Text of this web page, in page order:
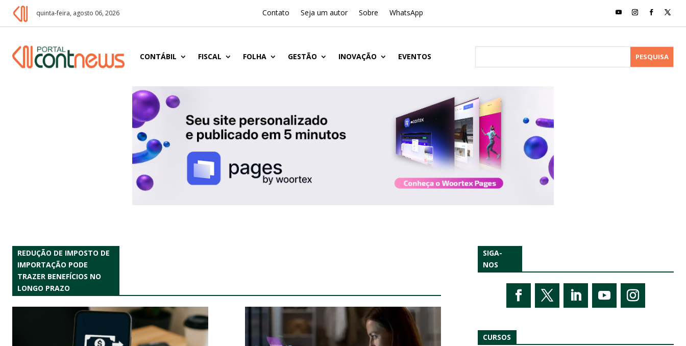
quinta-feira, agosto 06, 2026 Contato Seja um autor Sobre WhatsApp
CONTÁBIL FISCAL FOLHA GESTÃO INOVAÇÃO EVENTOS
REDUÇÃO DE IMPOSTO DE
IMPORTAÇÃO PODE
TRAZER BENEFÍCIOS NO
LONGO PRAZO
SIGA-
NOS
CURSOS